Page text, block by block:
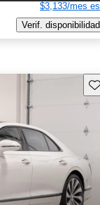
$3,133/mes
Verif. disponibilidad